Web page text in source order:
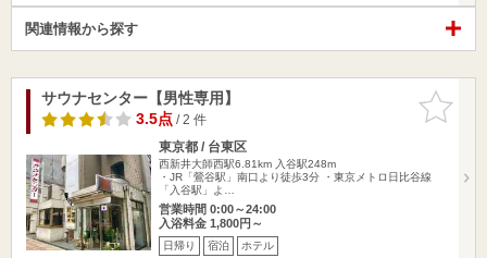
関連情報から探す
お気に入
りに追加
サウナセンター【男性専用】
3.5点/ 2 件
東京都 / 台東区
西新井大師西駅6.81km 入谷駅248m
・JR「鶯谷駅」南口より徒歩3分 ・東京メトロ日比谷線
「入谷駅」よ…
営業時間 0:00～24:00
入浴料金 1,800円～
日帰り 宿泊 ホテル